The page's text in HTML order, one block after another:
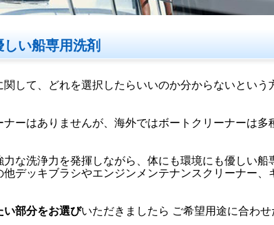
い船専用洗剤
して、どれを選択したらいいのか分からないという
ーはありませんが、海外ではボートクリーナーは多
な洗浄力を発揮しながら、体にも環境にも優しい船
デッキブラシやエンジンメンテナンスクリーナー、
い部分をお選びいただきましたら ご希望用途に合わせ